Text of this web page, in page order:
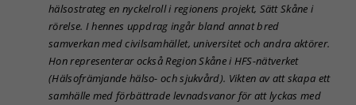
hälsostrateg en nyckelroll i regionens projekt, Sätt Skåne i
rörelse. I hennes uppdrag ingår bland annat bred
samverkan med civilsamhället, universitet och andra aktörer.
Hon representerar också Region Skåne i HFS-nätverket
(Hälsofrämjande hälso- och sjukvård). Vikten av att skapa ett
samhälle med förbättrade levnadsvanor för att lyckas med